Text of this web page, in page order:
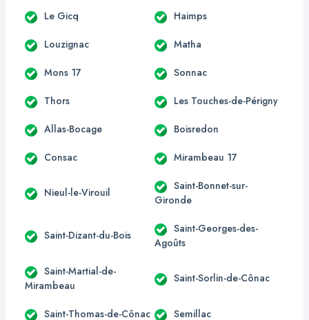
Le Gicq Haimps
Louzignac Matha
Mons 17 Sonnac
Thors Les Touches-de-Périgny
Allas-Bocage Boisredon
Consac Mirambeau 17
Nieul-le-Virouil
Saint-Bonnet-sur-
Gironde
Saint-Dizant-du-Bois
Saint-Georges-des-
Agoûts
Saint-Martial-de-
Mirambeau
Saint-Sorlin-de-Cônac
Saint-Thomas-de-Cônac Semillac